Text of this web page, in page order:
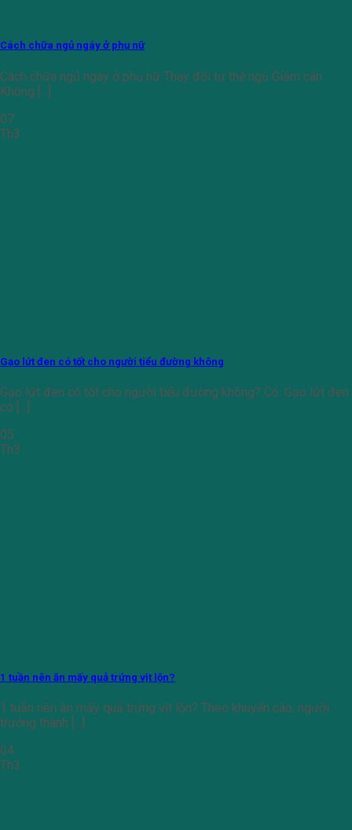
Cách chữa ngủ ngáy ở phụ nữ
Cách chữa ngủ ngáy ở phụ nữ Thay đổi tư thế ngủ Giảm cân
Không [...]
07
Th3
Gạo lứt đen có tốt cho người tiểu đường không
Gạo lứt đen có tốt cho người tiểu đường không? Có. Gạo lứt đen
có [...]
05
Th3
1 tuần nên ăn mấy quả trứng vịt lộn?
1 tuần nên ăn mấy quả trứng vịt lộn? Theo khuyến cáo, người
trưởng thành [...]
04
Th3